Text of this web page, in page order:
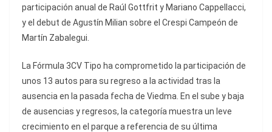
participación anual de Raúl Gottfrit y Mariano Cappellacci,
y el debut de Agustín Milian sobre el Crespi Campeón de
Martín Zabalegui.
La Fórmula 3CV Tipo ha comprometido la participación de
unos 13 autos para su regreso a la actividad tras la
ausencia en la pasada fecha de Viedma. En el sube y baja
de ausencias y regresos, la categoría muestra un leve
crecimiento en el parque a referencia de su última